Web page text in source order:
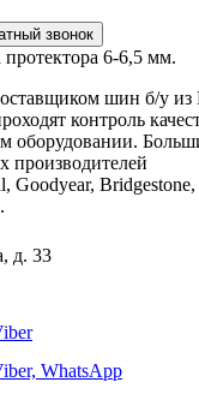
звонок
протектора 6-6,5 мм.
шин б/у из
контроль
оборудовании.
производителей
Goodyear,
д. 33
WhatsApp